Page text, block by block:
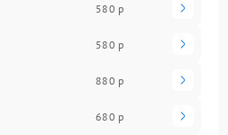
580 р
580 р
880 р
680 р